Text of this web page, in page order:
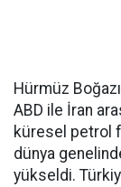
Hürmüz
ABD ile İran
küresel petrol
dünya
yükseldi.